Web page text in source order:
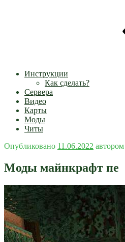
Инструкции
Как сделать?
Сервера
Видео
Карты
Моды
Читы
Опубликовано 11.06.2022 автором
Моды майнкрафт пе